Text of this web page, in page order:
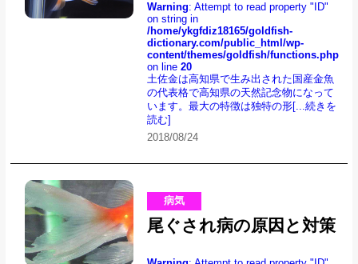
Warning: Attempt to read property "ID"
on string in
/home/ykgfdiz18165/goldfish-
dictionary.com/public_html/wp-
content/themes/goldfish/functions.php
on line20
土佐金は高知県で生み出された国産金魚
の代表格で高知県の天然記念物になって
います。最大の特徴は独特の形[...続きを
読む]
2018/08/24
病気
尾ぐされ病の原因と対策